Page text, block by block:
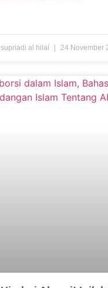
supriadi al hilal 24 November